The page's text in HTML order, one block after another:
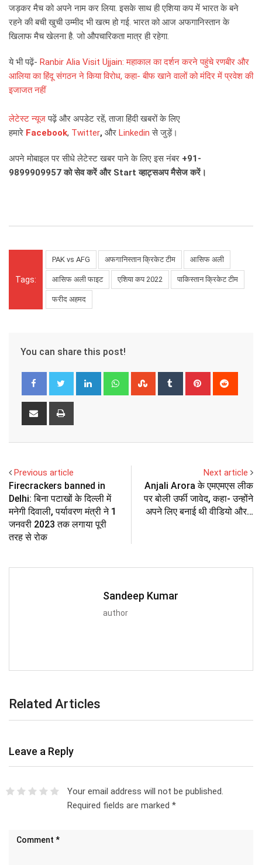
जड़कर मैच को अपने नाम कर लिया. इसके साथ ही एशिया कप में भारत के बने
रहने की बची खुची उम्मीद भी खत्म हो गई. भारत को आज अफगानिस्तान के
खिलाफ मैच खेलना है. जो औपचारिकता मात्र ही रहेगा.
ये भी पढ़ें- Ranbir Alia Visit Ujjain: महाकाल का दर्शन करने पहुंचे रणबीर और
आलिया का हिंदू संगठन ने किया विरोध, कहा- बीफ खाने वालों को मंदिर में प्रवेश की
इजाजत नहीं
लेटेस्ट न्यूजपढ़ें और अपडेट रहें, ताजा हिंदी खबरों के लिए
हमारे Facebook, Twitter, और Linkedin से जुड़ें।
अपने मोबाइल पर सीधे लेटेस्ट खबर पाने के लिए इस नंबर +91-
9899909957को सेव करें और Start व्हाट्सअप मैसेज करें।
Tags:
PAK vs AFG अफगानिस्तान क्रिकेट टीम आसिफ अली
आसिफ अली फाइट एशिया कप 2022 पाकिस्तान क्रिकेट टीम
फरीद अहमद
You can share this post!
LinkedIn WhatsappStumbleUpon
Tumblr Pinterest
Share
Previous article
Firecrackers banned in
Delhi: बिना पटाखों के दिल्ली में
मनेगी दिवाली, पर्यावरण मंत्री ने 1
जनवरी 2023 तक लगाया पूरी
तरह से रोक
Next article
Anjali Arora के एमएमएस लीक
पर बोली उर्फी जावेद, कहा- उन्होंने
अपने लिए बनाई थी वीडियो और…
Sandeep Kumar
author
Related Articles
Leave a Reply
Your email address will not be published.
Required fields are marked *